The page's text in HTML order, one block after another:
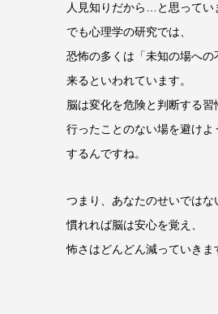
人見知りだから…と思ってい
でも心理学の研究では、
恐怖の多くは「未知の場への
来るといわれています。
脳は変化を危険と判断する習
行ったことのない場を避けよ
するんですね。
つまり、あなたのせいではな
慣れれば脳は安心を覚え、
怖さはどんどん減っていきま